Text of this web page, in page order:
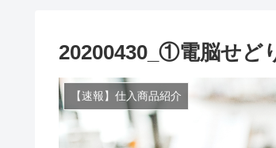
20200430_①電脳せど
【速報】仕入商品紹介